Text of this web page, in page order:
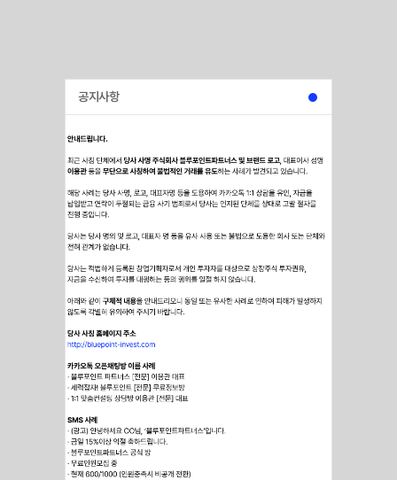
모든
혁신의
시작점
공지사항